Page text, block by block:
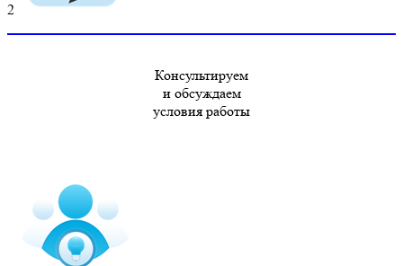
2
Консультируем
и обсуждаем
условия работы